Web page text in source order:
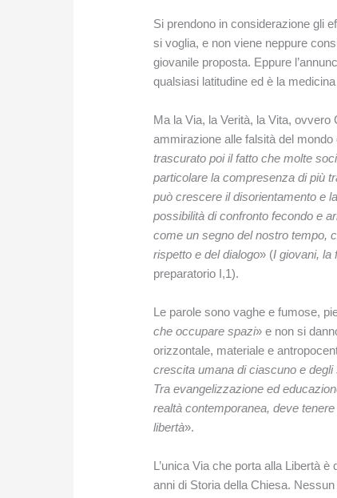
Si prendono in considerazione gli
si voglia, e non viene neppure
giovanile proposta. Eppure
qualsiasi latitudine ed è la
Ma la Via, la Verità, la Vita, ovvero
ammirazione alle falsità del
trascurato poi il fatto che molte
particolare la compresenza di più
può crescere il disorientamento e
possibilità di confronto fecondo e
come un segno del nostro tempo,
rispetto e del dialogo» (I giovani, la
preparatorio I,1).
Le parole sono vaghe e fumose,
che occupare spazi» e non si
orizzontale, materiale e
crescita umana di ciascuno e
Tra evangelizzazione ed
realtà contemporanea, deve
libertà».
L’unica Via che porta alla Libertà
anni di Storia della Chiesa.